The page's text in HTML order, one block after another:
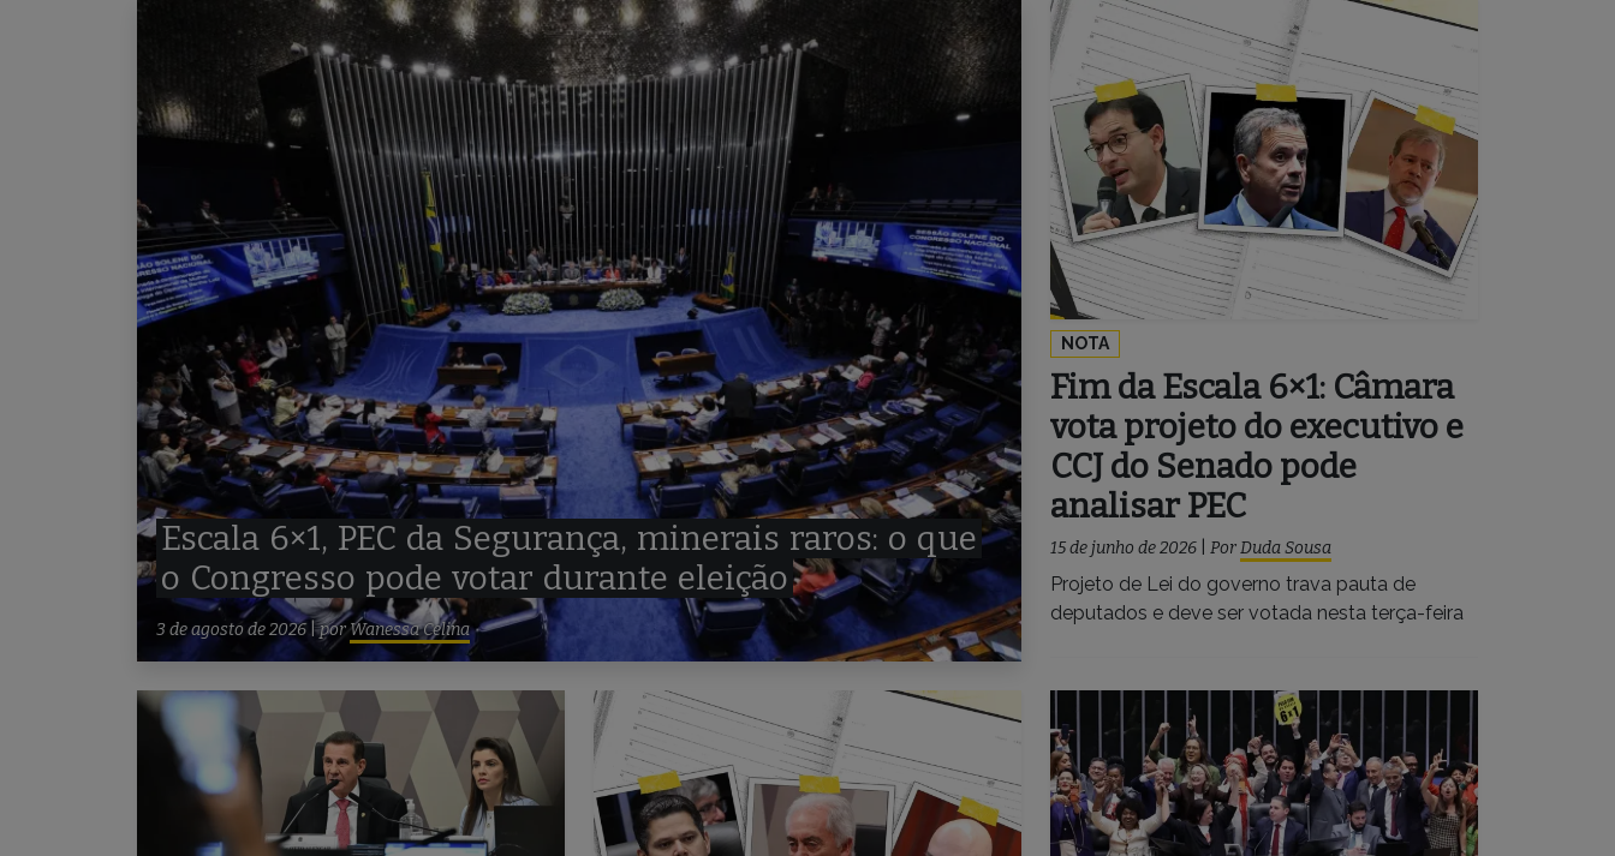
Escala 6×1, PEC da Segurança, minerais raros: o que
o Congresso pode votar durante eleição
3 de agosto de 2026 |porWanessa Celina
NOTA
Fim da Escala 6×1: Câmara
vota projeto do executivo e
CCJ do Senado pode
analisar PEC
15 de junho de 2026 PorDuda Sousa
Projeto de Lei do governo trava pauta de
deputados e deve ser votada nesta terça-feira